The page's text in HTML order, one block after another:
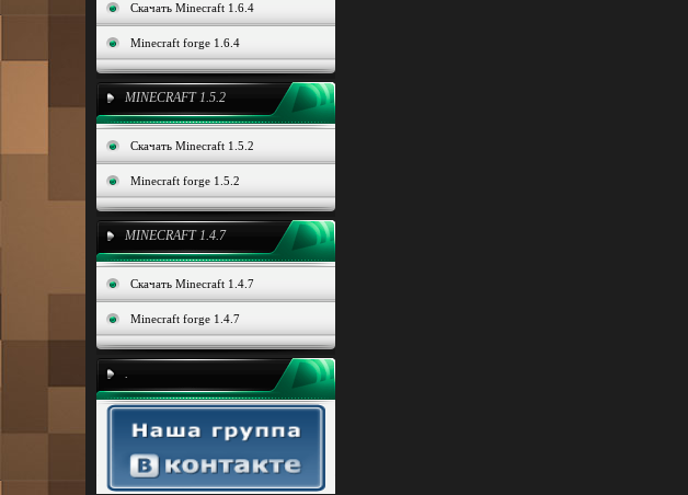
Скачать Minecraft 1.6.4
Minecraft forge 1.6.4
MINECRAFT 1.5.2
Скачать Minecraft 1.5.2
Minecraft forge 1.5.2
MINECRAFT 1.4.7
Скачать Minecraft 1.4.7
Minecraft forge 1.4.7
.